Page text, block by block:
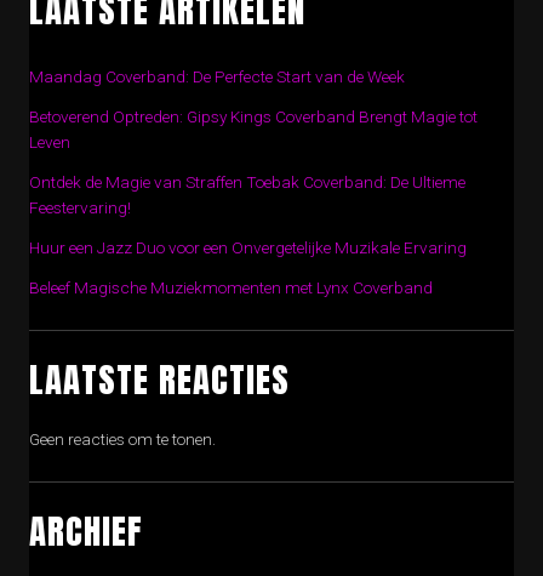
Maandag Coverband: De Perfecte Start van de Week
Betoverend Optreden: Gipsy Kings Coverband Brengt Magie tot
Leven
Ontdek de Magie van Straffen Toebak Coverband: De Ultieme
Feestervaring!
Huur een Jazz Duo voor een Onvergetelijke Muzikale Ervaring
Beleef Magische Muziekmomenten met Lynx Coverband
LAATSTE REACTIES
Geen reacties om te tonen.
ARCHIEF